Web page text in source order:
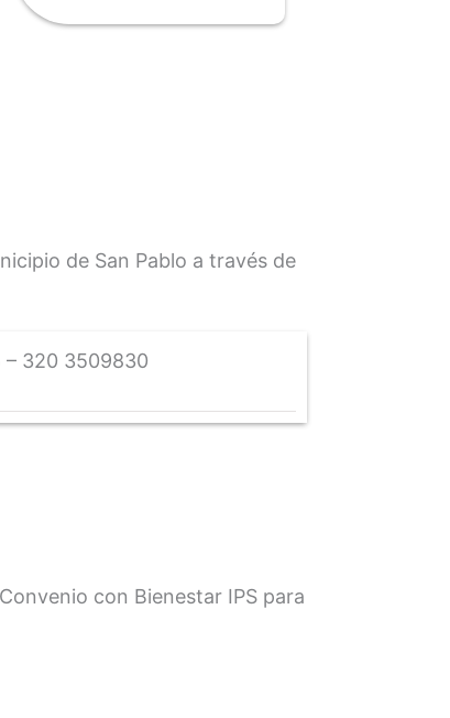
de San Pablo a través de
320 3509830
con Bienestar IPS para